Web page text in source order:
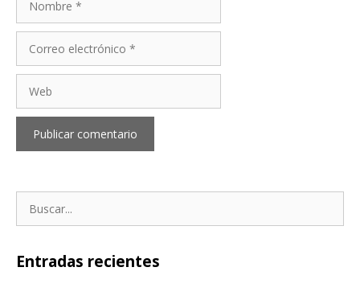
electrónico
Entradas recientes